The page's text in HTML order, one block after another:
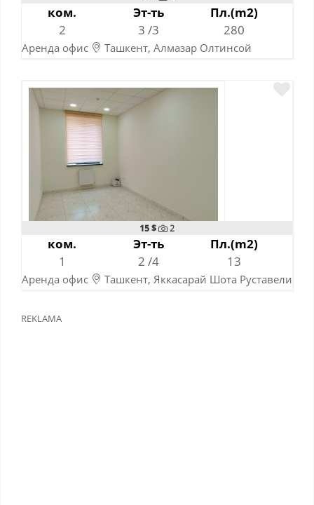
ком.
2
Эт-ть
3 /3
Пл.(m2)
280
Аренда офис Ташкент, Алмазар Олтинсой
15 $ 2
ком.
1
Эт-ть
2 /4
Пл.(m2)
13
Аренда офис Ташкент, Яккасарай Шота Руставели
REKLAMA